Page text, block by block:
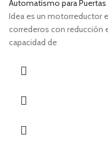
Automatismo para Puertas
Idea es un motorreductor
correderos con reducción
capacidad de